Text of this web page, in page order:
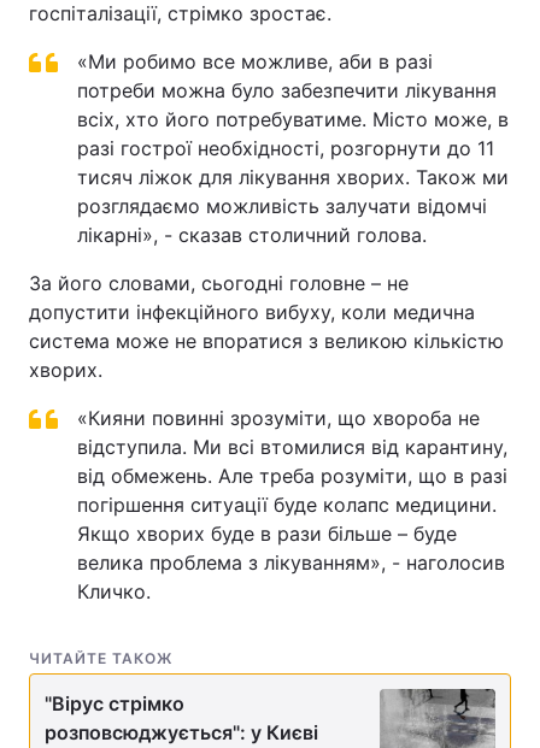
госпіталізації, стрімко зростає.
«Ми робимо все можливе, аби в разі
потреби можна було забезпечити лікування
всіх, хто його потребуватиме. Місто може, в
разі гострої необхідності, розгорнути до 11
тисяч ліжок для лікування хворих. Також ми
розглядаємо можливість залучати відомчі
лікарні», - сказав столичний голова.
За його словами, сьогодні головне – не
допустити інфекційного вибуху, коли медична
система може не впоратися з великою кількістю
хворих.
«Кияни повинні зрозуміти, що хвороба не
відступила. Ми всі втомилися від карантину,
від обмежень. Але треба розуміти, що в разі
погіршення ситуації буде колапс медицини.
Якщо хворих буде в рази більше – буде
велика проблема з лікуванням», - наголосив
Кличко.
ЧИТАЙТЕ ТАКОЖ
"Вірус стрімко
розповсюджується": у Києві